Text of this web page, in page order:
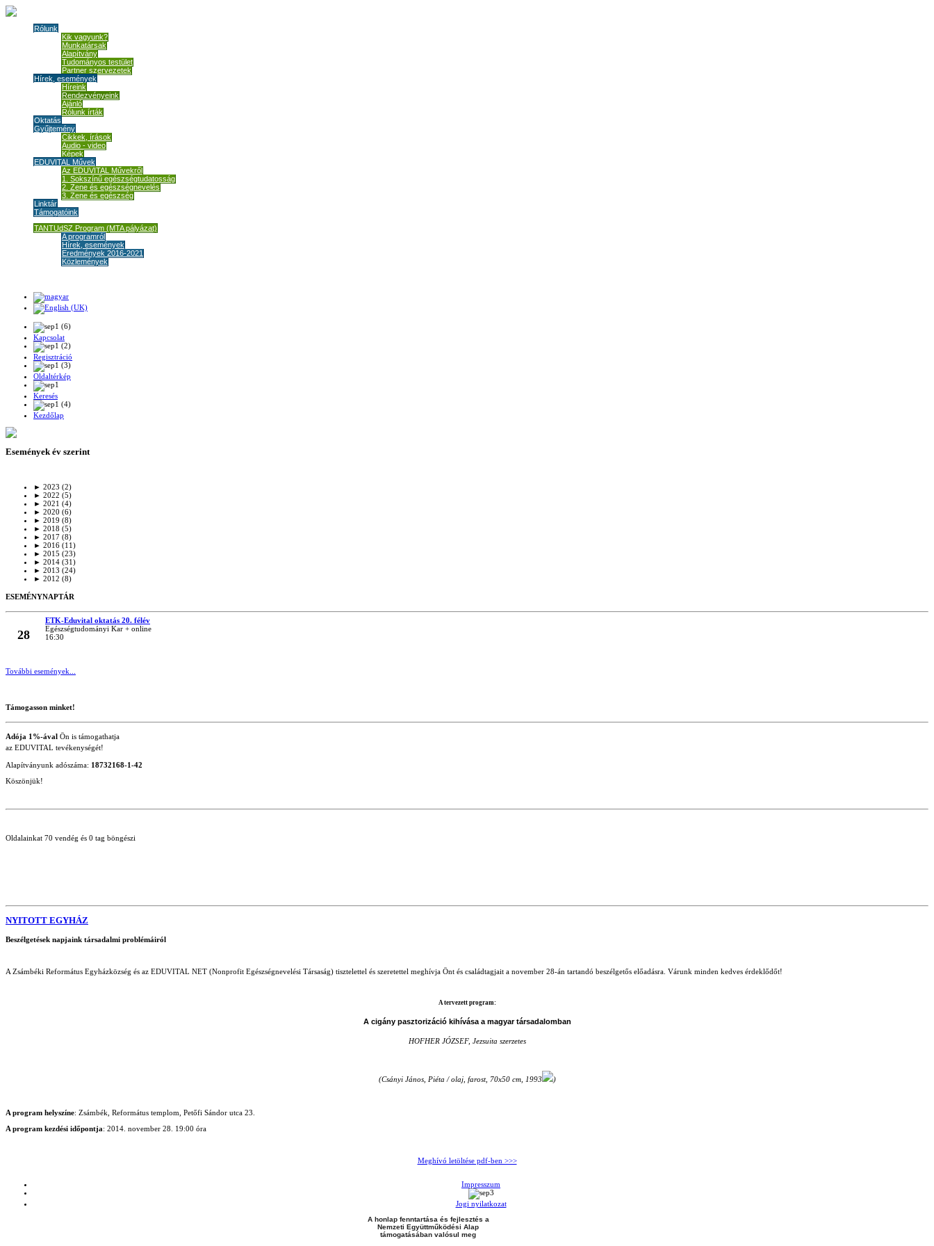
Rólunk
Kik vagyunk?
Munkatársak
Alapítvány
Tudományos testület
Partner szervezetek
Hírek, események
Híreink
Rendezvényeink
Ajánló
Rólunk írták
Oktatás
Gyűjtemény
Cikkek, írások
Audio - video
Képek
EDUVITAL Művek
Az EDUVITAL Művekről
1. Sokszínű egészségtudatosság
2. Zene és egészségnevelés
3. Zene és egészség
Linktár
Támogatóink
TANTUdSZ Program (MTA pályázat)
A programról
Hírek, események
Eredmények 2016-2021
Közlemények
Kapcsolat
Regisztráció
Oldaltérkép
Keresés
Kezdőlap
Események év szerint
► 2023 (2)
► 2022 (5)
► 2021 (4)
► 2020 (6)
► 2019 (8)
► 2018 (5)
► 2017 (8)
► 2016 (11)
► 2015 (23)
► 2014 (31)
► 2013 (24)
► 2012 (8)
ESEMÉNYNAPTÁR
28
ETK-Eduvital oktatás 20. félév
Egészségtudományi Kar + online
16:30
További események...
Támogasson minket!
Adója 1%-ával Ön is támogathatja
az EDUVITAL tevékenységét!
Alapítványunk adószáma: 18732168-1-42
Köszönjük!
Oldalainkat 70 vendég és 0 tag böngészi
NYITOTT EGYHÁZ
Beszélgetések napjaink társadalmi problémáiról
A Zsámbéki Református Egyházközség és az EDUVITAL NET (Nonprofit Egészségnevelési Társaság) tisztelettel és szeretettel meghívja Önt és családtagjait a november 28-án tartandó beszélgetős előadásra. Várunk minden kedves érdeklődőt!
A tervezett program:
A cigány pasztorizáció kihívása a magyar társadalomban
HOFHER JÓZSEF, Jezsuita szerzetes
(Csányi János, Piéta / olaj, farost, 70x50 cm, 1993 )
A program helyszíne: Zsámbék, Református templom, Petőfi Sándor utca 23.
A program kezdési időpontja: 2014. november 28. 19:00 óra
Meghívó letöltése pdf-ben >>>
Impresszum
Jogi nyilatkozat
A honlap fenntartása és fejlesztés a
Nemzeti Együttműködési Alap
támogatásában valósul meg